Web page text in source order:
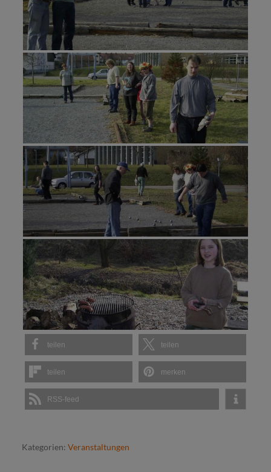
teilen teilen
teilen merken
RSS-feed
Kategorien: Veranstaltungen